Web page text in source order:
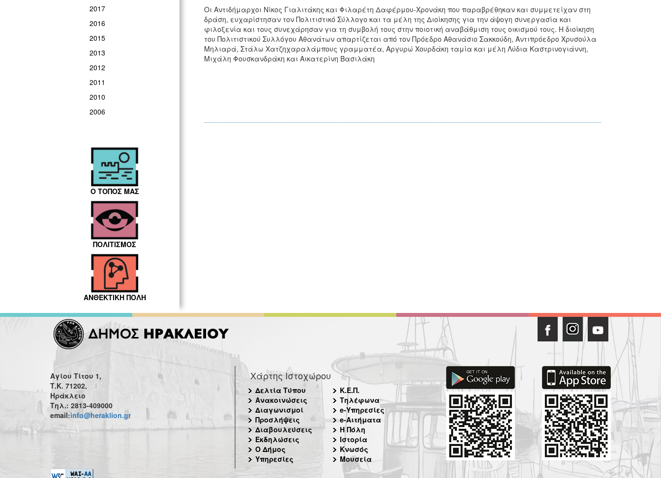
2017
2016
2015
2013
2012
2011
2010
2006
Ο ΤΟΠΟΣ ΜΑΣ
ΠΟΛΙΤΙΣΜΟΣ
ΑΝΘΕΚΤΙΚΗ ΠΟΛΗ
Οι Αντιδήμαρχοι Νίκος Γιαλιτάκης και Φιλαρέτη Δαφέρμου-Χρονάκη που παραβρέθηκαν και συμμετείχαν στη
δράση, ευχαρίστησαν τον Πολιτιστικό Σύλλογο και τα μέλη της Διοίκησης για την άψογη συνεργασία και
φιλοξενία και τους συνεχάρησαν για τη συμβολή τους στην ποιοτική αναβάθμιση τους οικισμού τους. Η διοίκηση
του Πολιτιστικού Συλλόγου Αθανάτων απαρτίζεται από τον Πρόεδρο Αθανάσιο Σακκούδη, Αντιπρόεδρο Χρυσούλα
Μηλιαρά, Στάλω Χατζηχαραλάμπους γραμματέα, Αργυρώ Χουρδάκη ταμία και μέλη Λύδια Καστρινογιάννη,
Μιχάλη Φουσκανδράκη και Αικατερίνη Βασιλάκη
Αγίου Τίτου 1,
Τ.Κ. 71202,
Ηράκλειο
Τηλ.: 2813-409000
email:info@heraklion.gr
Χάρτης Ιστοχώρου
Δελτία Τύπου
Ανακοινώσεις
Διαγωνισμοί
Προσλήψεις
Διαβουλεύσεις
Εκδηλώσεις
Ο Δήμος
Υπηρεσίες
Κ.Ε.Π.
Τηλέφωνα
e-Υπηρεσίες
e-Αιτήματα
Η Πόλη
Ιστορία
Κνωσός
Μουσεία